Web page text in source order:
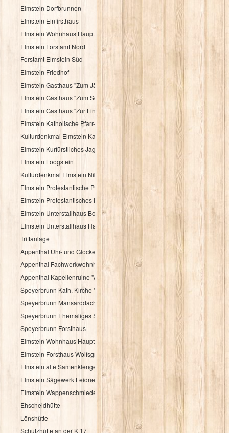
Elmstein Dorfbrunnen
Elmstein Einfirsthaus
Elmstein Wohnhaus Hauptstraße 30
Elmstein Forstamt Nord
Forstamt Elmstein Süd
Elmstein Friedhof
Elmstein Gasthaus "Zum Jäger aus Kurpfalz"
Elmstein Gasthaus "Zum Schloßberg"
Elmstein Gasthaus "Zur Linde"
Elmstein Katholische Pfarr- und Wallfahrtskirche
Kulturdenkmal Elmstein Katholisches Pfarrhaus
Elmstein Kurfürstliches Jagdhaus
Elmstein Loogstein
Kulturdenkmal Elmstein Nibelungenheim
Elmstein Protestantische Pfarrkirche
Elmstein Protestantisches Pfarrhaus
Elmstein Unterstallhaus Bogengasse 1 und 5
Elmstein Unterstallhaus Hauptstraße 35
Triftanlage
Appenthal Uhr- und Glockentürmchen
Appenthal Fachwerkwohnhaus Talstraße 2
Appenthal Kapellenruine "Alter Turm"
Speyerbrunn Kath. Kirche "St. Wendelinus u. St. Hubertus"
Speyerbrunn Mansarddachbau
Speyerbrunn Ehemaliges Schulhaus
Speyerbrunn Forsthaus
Elmstein Wohnhaus Hauptstraße 48
Elmstein Forsthaus Wolfsgrube
Elmstein alte Samenklenge
Elmstein Sägewerk Leidner
Elmstein Wappenschmiede
Ehscheidhütte
Lönshütte
Schutzhütte an der K 17